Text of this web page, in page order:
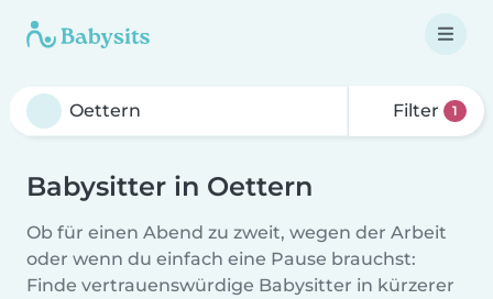
Filter 1
Babysitter in Oettern
Ob für einen Abend zu zweit, wegen der Arbeit
oder wenn du einfach eine Pause brauchst:
Finde vertrauenswürdige Babysitter in kürzerer